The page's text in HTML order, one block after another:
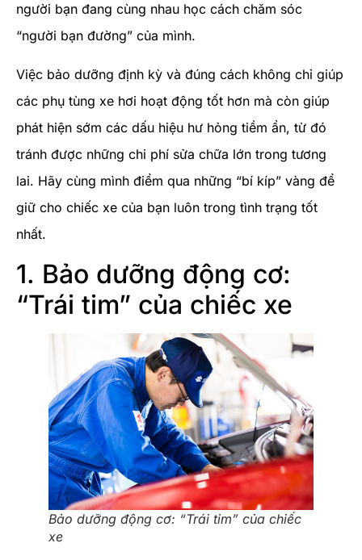
người bạn đang cùng nhau học cách chăm sóc
“người bạn đường” của mình.
Việc bảo dưỡng định kỳ và đúng cách không chỉ giúp
các phụ tùng xe hơi hoạt động tốt hơn mà còn giúp
phát hiện sớm các dấu hiệu hư hỏng tiềm ẩn, từ đó
tránh được những chi phí sửa chữa lớn trong tương
lai. Hãy cùng mình điểm qua những “bí kíp” vàng để
giữ cho chiếc xe của bạn luôn trong tình trạng tốt
nhất.
1. Bảo dưỡng động cơ:
“Trái tim” của chiếc xe
Bảo dưỡng động cơ: “Trái tim” của chiếc
xe